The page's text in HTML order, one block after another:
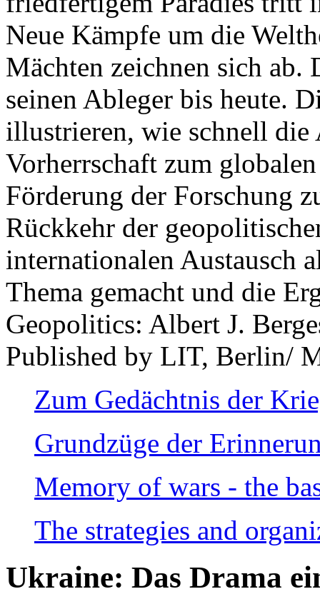
Neue Kämpfe um die
Mächten zeichnen sich
seinen Ableger bis heute.
illustrieren, wie schnell die
Vorherrschaft zum
Förderung der Forschung
Rückkehr der
internationalen Austausch
Thema gemacht und die
Geopolitics: Albert J.
Published by LIT, Berlin/
Zum Gedächtnis der
Grundzüge der
Memory of wars - the
The strategies and
Ukraine: Das Drama